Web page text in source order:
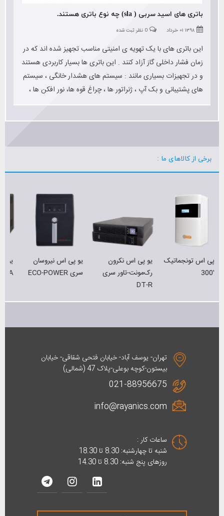
باتری های اسید سربی ( sla) چه نوع باتری هستند.
۱۳۹۸ ۰۱ خرداد 0 نظر ثبت شده
این باتری های با یک تهویه ی امنیتی مناسب تجهیز شده اند که در
زمان فشار داخلی گاز آزاد کنند . این باتری ها بسیار کاربردی هستند
و در تجهیزات بسیاری مانند : سیستم های هشدار خانگی ، سیستم
های پشتیبانی و بک آپ ، ژنراتور ها ، چراغ قوه ها، نور افکن ها ،
تجهیزات تمرینات ورزشی ، موتور سیکلت ها
برخی از کالاهای ما :
یو پی اس نکرون
رک‌مونت-تاور سری
یو پی اس نیروسان
سری ECO-POWER
یو پی اسNecron
1000/2000VA
تهران- یوسف آباد- خیابان فتحی شقاقی- خیابان
بیستون-کوچه بوعلی-پلاک 47 (شمالی)
021-88956675
info@rayanics.com
ساعات کار :
شنبه تا چهارشنبه: 8.30 تا 18.30
روزهای پنج شنبه: 8.30 تا 14.30